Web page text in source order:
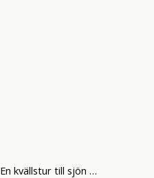
En kvällstur till sjön …